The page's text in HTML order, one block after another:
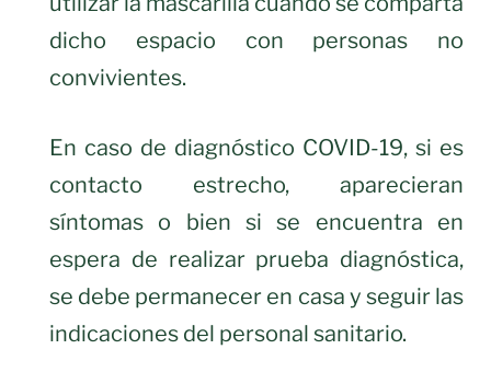
dicho espacio con personas no
convivientes.
En caso de diagnóstico COVID-19, si es
contacto estrecho, aparecieran
síntomas o bien si se encuentra en
espera de realizar prueba diagnóstica,
se debe permanecer en casa y seguir las
indicaciones del personal sanitario.